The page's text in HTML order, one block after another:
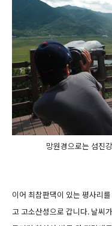
망원경으로는 섬진
이어 최참판댁이 있는 평사리
고 고소산성으로 갑니다. 날씨